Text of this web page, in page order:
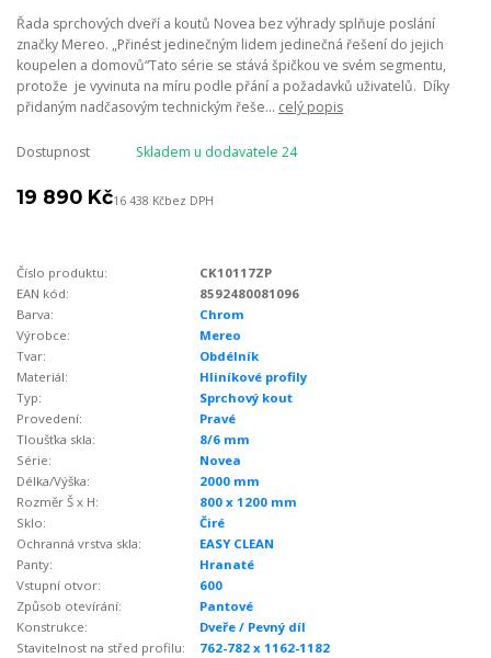
Řada sprchových dveří a koutů Novea bez výhrady splňuje poslání
značky Mereo. „Přinést jedinečným lidem jedinečná řešení do jejich
koupelen a domovů“Tato série se stává špičkou ve svém segmentu,
protože je vyvinuta na míru podle přání a požadavků uživatelů. Díky
přidaným nadčasovým technickým řeše... celý popis
Dostupnost Skladem u dodavatele 24
19 890 Kč16 438 Kčbez DPH
Číslo produktu:
CK10117ZP
EAN kód:
8592480081096
Barva:
Chrom
Výrobce:
Mereo
Tvar:
Obdélník
Materiál:
Hliníkové profily
Typ:
Sprchový kout
Provedení:
Pravé
Tloušťka skla:
8/6 mm
Série:
Novea
Délka/Výška:
2000 mm
Rozměr Š x H:
800 x 1200 mm
Sklo:
Čiré
Ochranná vrstva skla:
EASY CLEAN
Panty:
Hranaté
Vstupní otvor:
600
Způsob otevírání:
Pantové
Konstrukce:
Dveře / Pevný díl
Stavitelnost na střed profilu:
762-782 x 1162-1182